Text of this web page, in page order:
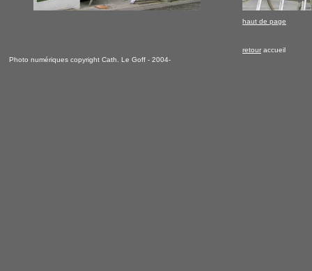
haut de page
retour accueil
Photo numériques copyright Cath. Le Goff - 2004-